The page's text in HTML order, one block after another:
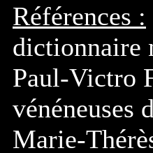
Références :
dictionnaire
Paul-Victro
vénéneuses
Marie-